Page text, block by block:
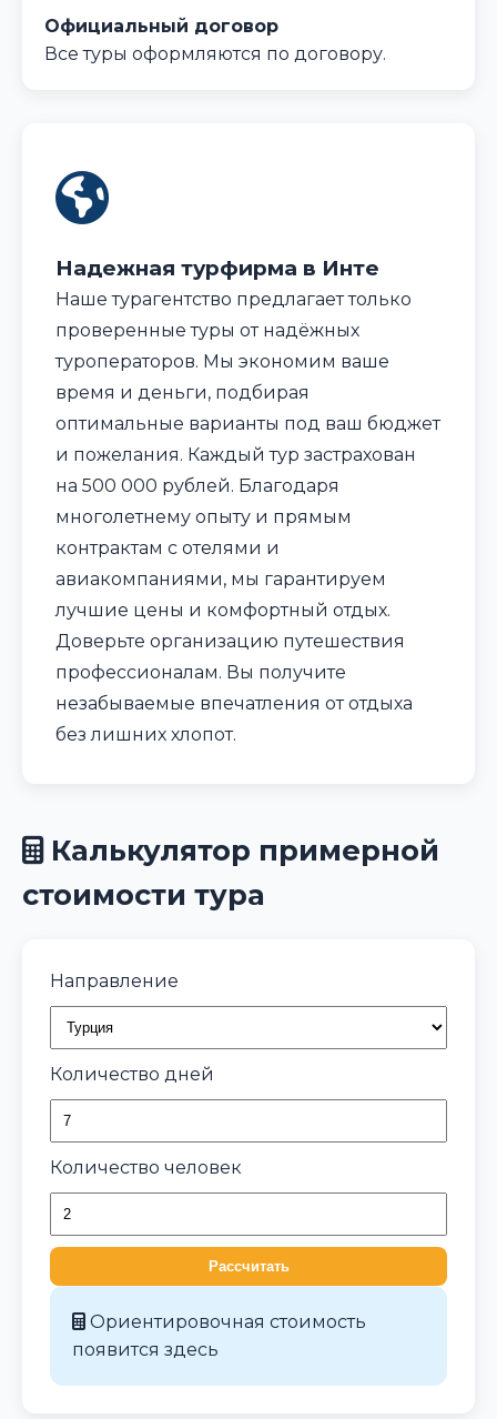
Официальный договор
Все туры оформляются по договору.
Надежная турфирма в Инте
Наше турагентство предлагает только
проверенные туры от надёжных
туроператоров. Мы экономим ваше
время и деньги, подбирая
оптимальные варианты под ваш бюджет
и пожелания. Каждый тур застрахован
на 500 000 рублей. Благодаря
многолетнему опыту и прямым
контрактам с отелями и
авиакомпаниями, мы гарантируем
лучшие цены и комфортный отдых.
Доверьте организацию путешествия
профессионалам. Вы получите
незабываемые впечатления от отдыха
без лишних хлопот.
Калькулятор примерной
стоимости тура
Направление
Количество дней
Количество человек
Рассчитать
Ориентировочная стоимость
появится здесь